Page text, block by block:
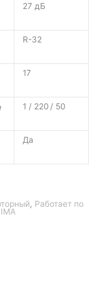
27 дБ
R-32
17
1 / 220 / 50
Да
, Работает по